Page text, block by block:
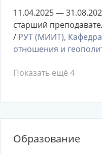
11.04.2025 —
старший
/ РУТ (МИИТ),
отношения и
Показать ещё 4
Образование